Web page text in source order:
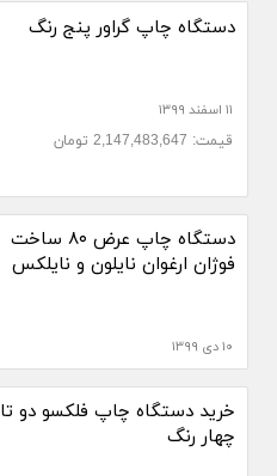
دستگاه چاپ گراور پنج رنگ
۱۱ اسفند ۱۳۹۹
قیمت: 2,147,483,647 تومان
دستگاه چاپ عرض ۸۰ ساخت
فوژان ارغوان نایلون و نایلکس
۱۰ دی ۱۳۹۹
خرید دستگاه چاپ فلکسو دو تا
چهار رنگ